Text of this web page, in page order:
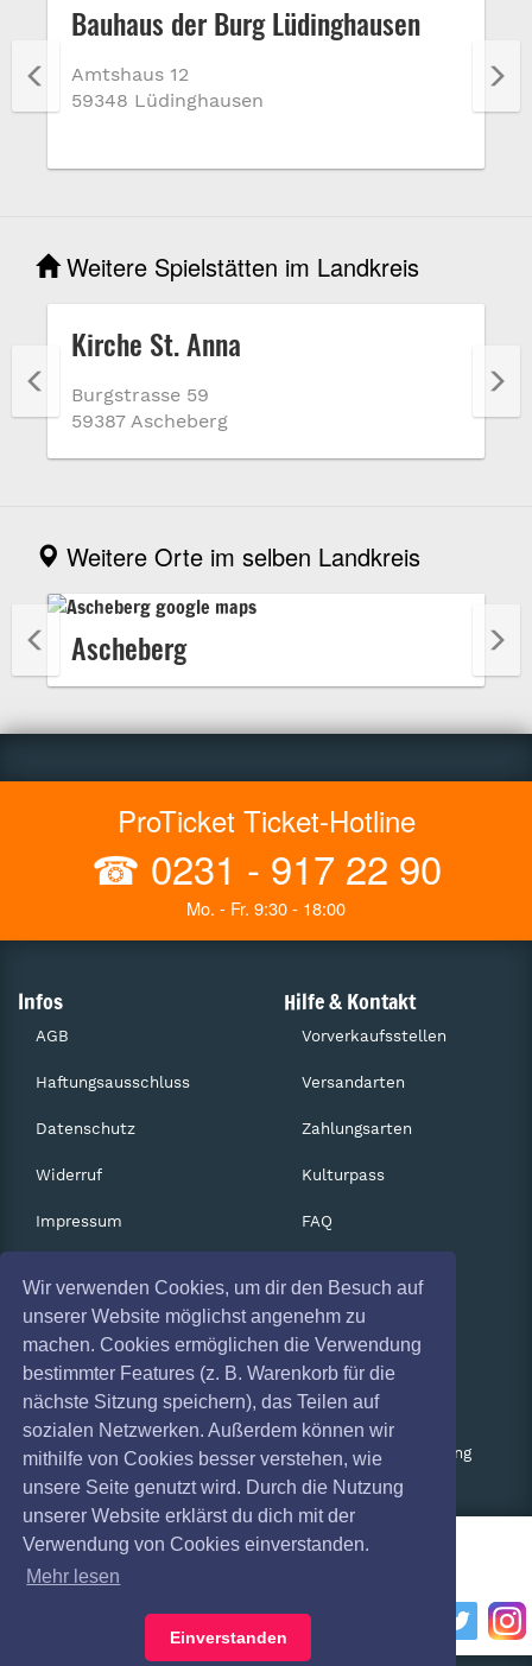
Wir verwenden Cookies, um dir den Besuch auf
unserer Website möglichst angenehm zu
machen. Cookies ermöglichen die Verwendung
bestimmter Features (z. B. Warenkorb für die
nächste Sitzung speichern), das Teilen auf
sozialen Netzwerken. Außerdem können wir
mithilfe von Cookies besser verstehen, wie
unsere Seite genutzt wird. Durch die Nutzung
unserer Website erklärst du dich mit der
Verwendung von Cookies einverstanden.
Mehr lesen
Einverstanden
Bauhaus der Burg Lüdinghausen
Amtshaus 12
59348 Lüdinghausen
Weitere Spielstätten im Landkreis
Kirche St. Anna
Burgstrasse 59
59387 Ascheberg
Weitere Orte im selben Landkreis
Ascheberg
ProTicket Ticket-Hotline
☎ 0231 - 917 22 90
Mo. - Fr. 9:30 - 18:00
Infos
AGB
Haftungsausschluss
Datenschutz
Widerruf
Impressum
Coronavirus (COVID 19)
Hilfe & Kontakt
Vorverkaufsstellen
Versandarten
Zahlungsarten
Kulturpass
FAQ
Services
Gutscheine
Geschäftskunden
Kartenrückgabe
Besucherregistrierung